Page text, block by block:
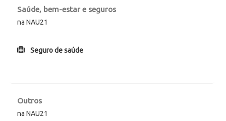
Saúde, bem-estar e seguros
na NAU21
Seguro de saúde
Outros
na NAU21